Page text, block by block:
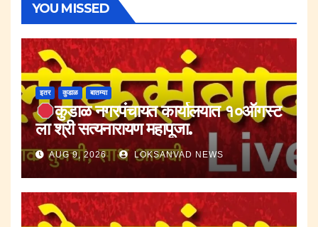
YOU MISSED
इतर कुडाळ बातम्या
कुडाळ नगरपंचायत कार्यालयात १०ऑगस्ट
ला श्री सत्यनारायण महापूजा.
AUG 9, 2026 LOKSANVAD NEWS